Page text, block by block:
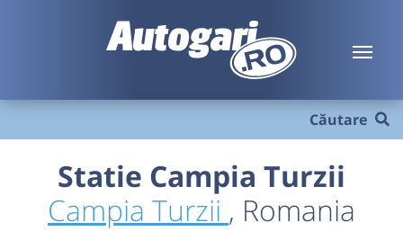
Căutare
Statie Campia Turzii
Campia Turzii , Romania